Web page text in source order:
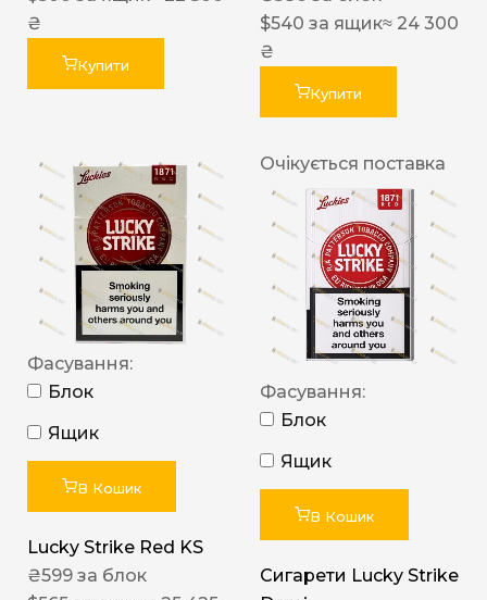
₴
Купити
$540 за ящик≈ 24 300
₴
Купити
Фасування:
Блок
Ящик
В Кошик
Lucky Strike Red KS
₴599 за блок
Очікується поставка
Фасування:
Блок
Ящик
В Кошик
Сигарети Lucky Strike